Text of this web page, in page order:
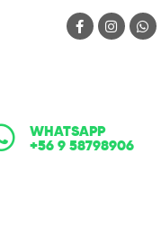
WHATSAPP
+56 9 58798906